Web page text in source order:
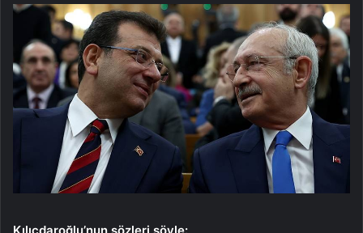
Kılıçdaroğlu’nun sözleri şöyle: